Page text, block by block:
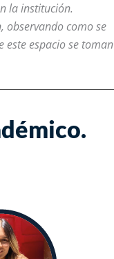
la institución.
observando como se
este espacio se toman